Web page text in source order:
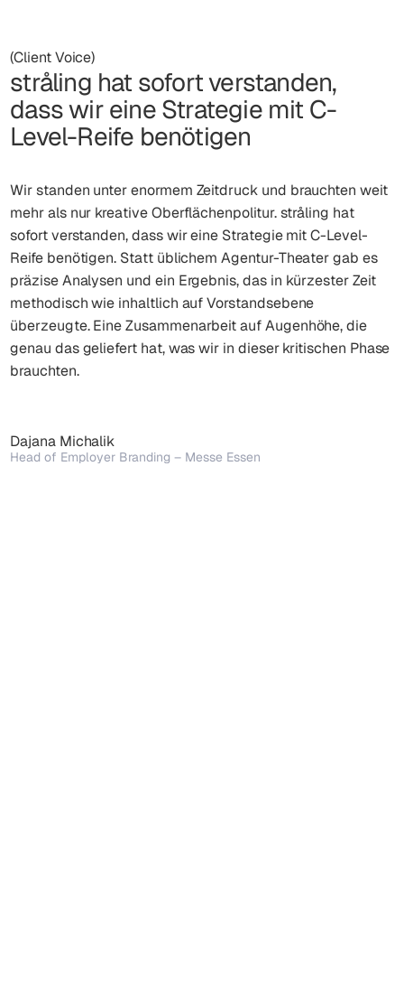
(Client Voice)
stråling hat sofort verstanden,
dass wir eine Strategie mit C-
Level-Reife benötigen
Wir standen unter enormem Zeitdruck und brauchten weit
mehr als nur kreative Oberflächenpolitur. stråling hat
sofort verstanden, dass wir eine Strategie mit C-Level-
Reife benötigen. Statt üblichem Agentur-Theater gab es
präzise Analysen und ein Ergebnis, das in kürzester Zeit
methodisch wie inhaltlich auf Vorstandsebene
überzeugte. Eine Zusammenarbeit auf Augenhöhe, die
genau das geliefert hat, was wir in dieser kritischen Phase
brauchten.
Dajana Michalik
Head of Employer Branding – Messe Essen